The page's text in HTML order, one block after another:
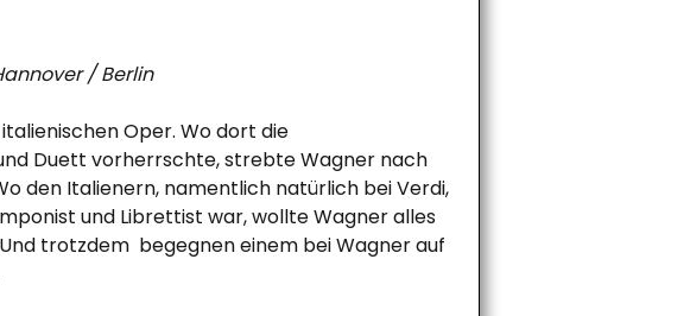
/ Berlin
Oper. Wo dort die
Duett vorherrschte, strebte Wagner nach
den Italienern, namentlich natürlich bei Verdi,
und Librettist war, wollte Wagner alles
trotzdem begegnen einem bei Wagner auf